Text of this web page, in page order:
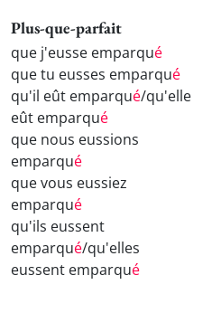
Plus-que-parfait
que j'eusse emparqué
que tu eusses emparqué
qu'il eût emparqué/qu'elle
eût emparqué
que nous eussions
emparqué
que vous eussiez
emparqué
qu'ils eussent
emparqué/qu'elles
eussent emparqué